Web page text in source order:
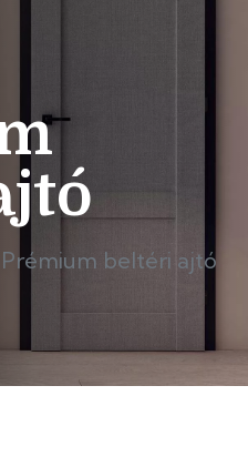
Prémium beltéri ajtó